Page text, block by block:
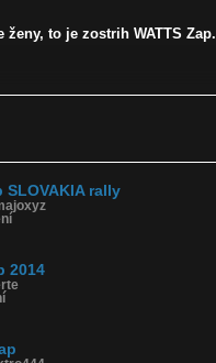
ženy, to je zostrih WATTS Zap.
le mans
SLOVAKIA rally
2014